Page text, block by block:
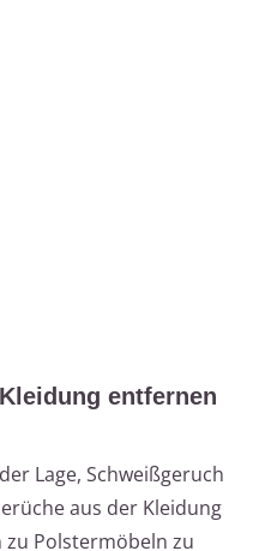
entfernen
Lage, Schweißgeruch
aus der Kleidung
Polstermöbeln zu